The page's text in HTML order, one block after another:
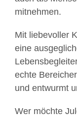
mitnehmen.
Mit liebevoller
eine
echte
und entwurmt
Wer möchte